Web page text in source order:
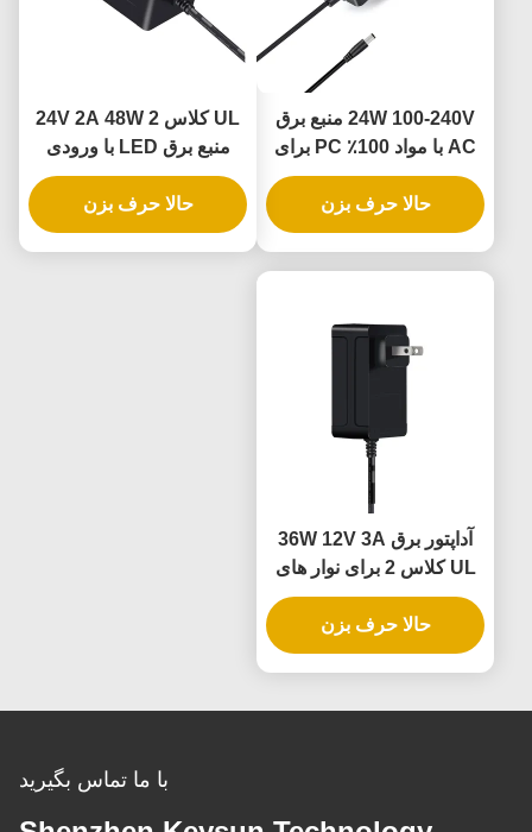
24W 100-240V منبع برق
AC با مواد 100٪ PC برای
چراغ های نوار LED و
دوربین های CCTV
حالا حرف بزن
UL کلاس 2 24V 2A 48W
منبع برق LED با ورودی
100-240V برای چراغ نوار
LED
حالا حرف بزن
آداپتور برق 36W 12V 3A
UL کلاس 2 برای نوار های
روشنایی LED با 3 سال
گارانتی و ولتاژ پایین امن
حالا حرف بزن
با ما تماس بگیرید